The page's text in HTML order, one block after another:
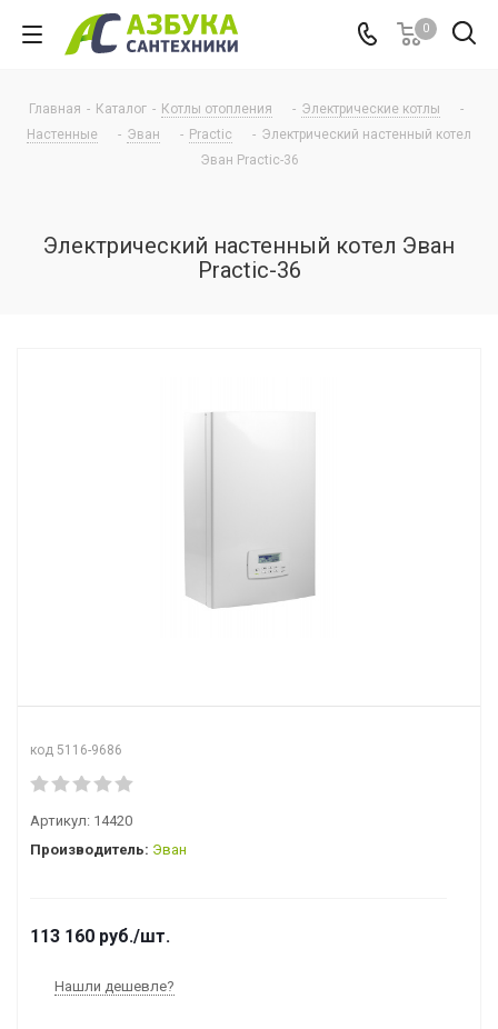
0
Главная - Каталог - Котлы отопления - Электрические котлы
-
Настенные
- Эван - Practic - Электрический настенный котел
Эван Practic-36
Электрический настенный котел Эван
Practic-36
код 5116-9686
Артикул: 14420
Производитель: Эван
113 160 руб./шт.
Нашли дешевле?